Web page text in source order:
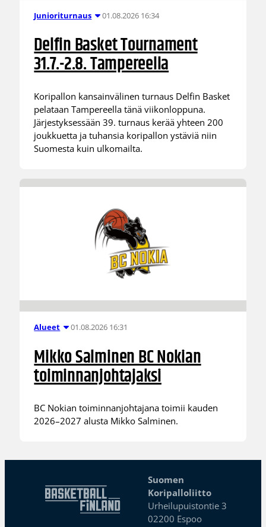
Junioriturnaus 01.08.2026 16:34
Delfin Basket Tournament
31.7.-2.8. Tampereella
Koripallon kansainvälinen turnaus Delfin Basket
pelataan Tampereella tänä viikonloppuna.
Järjestyksessään 39. turnaus kerää yhteen 200
joukkuetta ja tuhansia koripallon ystäviä niin
Suomesta kuin ulkomailta.
Alueet 01.08.2026 16:31
Mikko Salminen BC Nokian
toiminnanjohtajaksi
BC Nokian toiminnanjohtajana toimii kauden
2026–2027 alusta Mikko Salminen.
Suomen
Koripalloliitto
Urheilupuistontie 3
02200 Espoo